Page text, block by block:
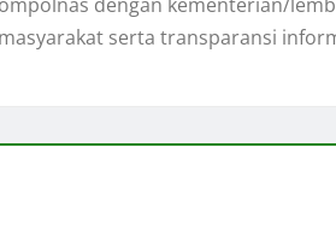
serta transparansi